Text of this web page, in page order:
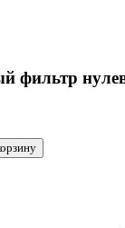
фильтр